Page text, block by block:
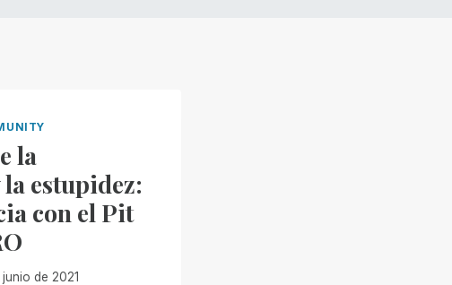
la
estupidez:
con el Pit
junio de 2021